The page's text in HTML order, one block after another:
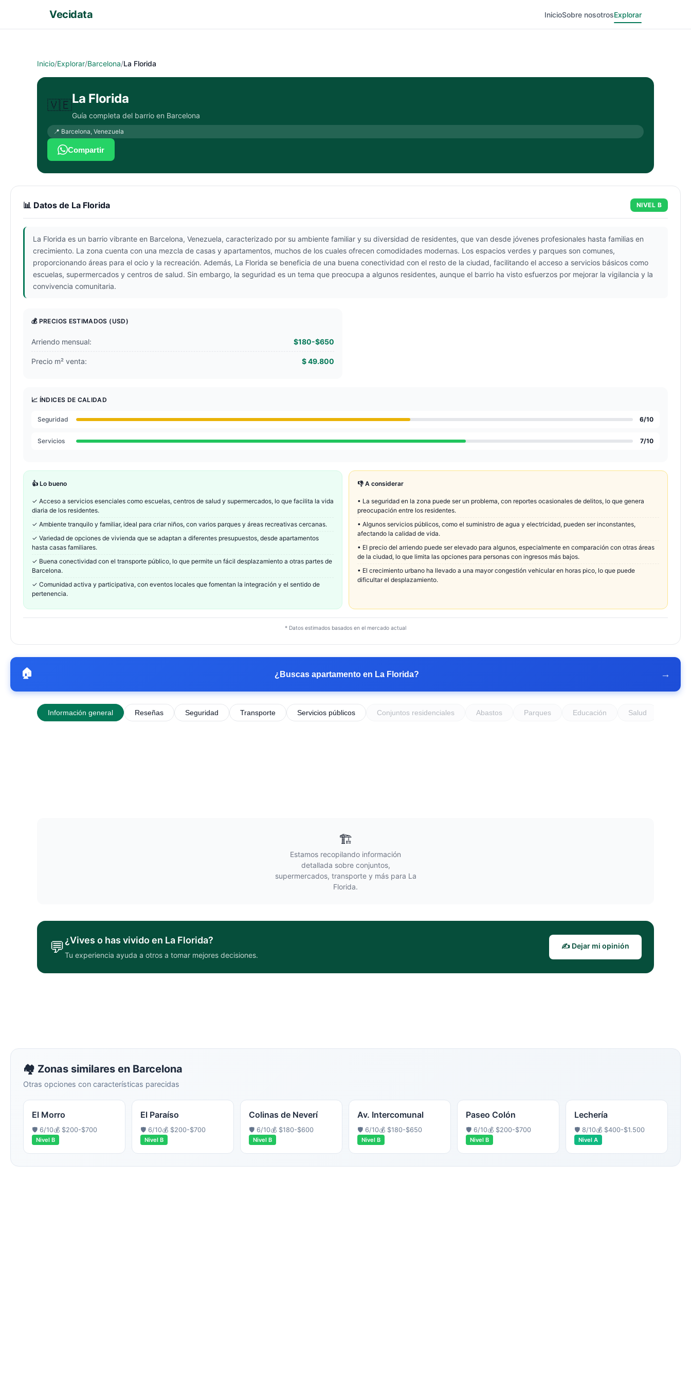
Vecidata InicioSobre nosotrosExplorar
Inicio/Explorar/Barcelona/La Florida
🇻🇪La Florida
Guía completa del barrio en Barcelona
📍 Barcelona, Venezuela
Compartir
📊 Datos de La Florida NIVEL B
La Florida es un barrio vibrante en Barcelona, Venezuela, caracterizado por su ambiente familiar y su diversidad de residentes, que van desde jóvenes profesionales hasta familias en
crecimiento. La zona cuenta con una mezcla de casas y apartamentos, muchos de los cuales ofrecen comodidades modernas. Los espacios verdes y parques son comunes,
proporcionando áreas para el ocio y la recreación. Además, La Florida se beneficia de una buena conectividad con el resto de la ciudad, facilitando el acceso a servicios básicos como
escuelas, supermercados y centros de salud. Sin embargo, la seguridad es un tema que preocupa a algunos residentes, aunque el barrio ha visto esfuerzos por mejorar la vigilancia y la
convivencia comunitaria.
💰 PRECIOS ESTIMADOS (USD)
Arriendo mensual: $180-$650
Precio m² venta: $ 49.800
📈 ÍNDICES DE CALIDAD
Seguridad 6/10
Servicios 7/10
👍 Lo bueno
✓ Acceso a servicios esenciales como escuelas, centros de salud y supermercados, lo que facilita la vida
diaria de los residentes.
✓ Ambiente tranquilo y familiar, ideal para criar niños, con varios parques y áreas recreativas cercanas.
✓ Variedad de opciones de vivienda que se adaptan a diferentes presupuestos, desde apartamentos
hasta casas familiares.
✓ Buena conectividad con el transporte público, lo que permite un fácil desplazamiento a otras partes de
Barcelona.
✓ Comunidad activa y participativa, con eventos locales que fomentan la integración y el sentido de
pertenencia.
👎 A considerar
• La seguridad en la zona puede ser un problema, con reportes ocasionales de delitos, lo que genera
preocupación entre los residentes.
• Algunos servicios públicos, como el suministro de agua y electricidad, pueden ser inconstantes,
afectando la calidad de vida.
• El precio del arriendo puede ser elevado para algunos, especialmente en comparación con otras áreas
de la ciudad, lo que limita las opciones para personas con ingresos más bajos.
• El crecimiento urbano ha llevado a una mayor congestión vehicular en horas pico, lo que puede
dificultar el desplazamiento.
* Datos estimados basados en el mercado actual
🏠 ¿Buscas apartamento en La Florida? →
Información general Reseñas Seguridad Transporte Servicios públicos Conjuntos residenciales Abastos Parques Educación Salud
🏗️
Estamos recopilando información
detallada sobre conjuntos,
supermercados, transporte y más para La
Florida.
💬¿Vives o has vivido en La Florida?
Tu experiencia ayuda a otros a tomar mejores decisiones.
✍️ Dejar mi opinión
🏘️ Zonas similares en Barcelona
Otras opciones con características parecidas
El Morro
🛡️ 6/10💰 $200-$700
Nivel B
El Paraíso
🛡️ 6/10💰 $200-$700
Nivel B
Colinas de Neverí
🛡️ 6/10💰 $180-$600
Nivel B
Av. Intercomunal
🛡️ 6/10💰 $180-$650
Nivel B
Paseo Colón
🛡️ 6/10💰 $200-$700
Nivel B
Lechería
🛡️ 8/10💰 $400-$1.500
Nivel A